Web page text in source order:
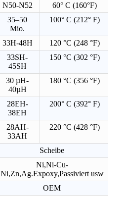
N50-N52
60° C (160°F)
35–50
Mio.
100° C (212° F)
33H-48H
120 °C (248 °F)
33SH-
45SH
150 °C (302 °F)
30 µH-
40µH
180 °C (356 °F)
28EH-
38EH
200° C (392° F)
28AH-
33AH
220 °C (428 °F)
Scheibe
Ni,Ni-Cu-
Ni,Zn,Ag.Expoxy,Passiviert usw
OEM